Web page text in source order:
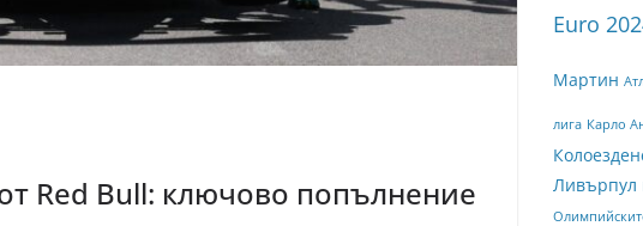
Red Bull: ключово попълнение
Euro
Мартин
лига Карло
Ливърпул